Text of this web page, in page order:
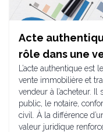
Acte
rôle dans une
L’acte authentique
vente immobilière et
vendeur à l’acheteur. Il
public, le notaire,
civil. À la différence
valeur juridique